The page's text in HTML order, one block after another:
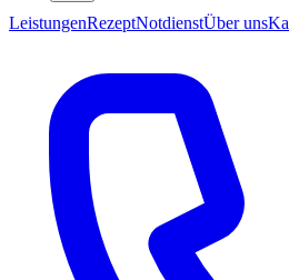
LeistungenRezeptNotdienstÜber uns